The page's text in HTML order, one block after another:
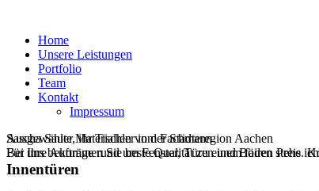
Home
Unsere Leistungen
Portfolio
Team
Kontakt
Impressum
Sascha Sauer, ihr Tischler in der Städteregion Aachen
Für Ihre Aufträge rund um Fenster, Türen und Böden stehe
Ausgewählte Materialien vom Fachmann
Bei uns bekommen Sie beste Qualität zu einem fairen Preis.
Innentüren